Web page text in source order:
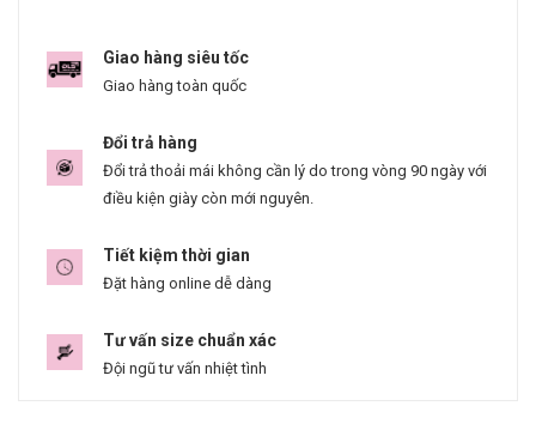
Giao hàng siêu tốc
Giao hàng toàn quốc
Đổi trả hàng
Đổi trả thoải mái không cần lý do trong vòng 90 ngày với
điều kiện giày còn mới nguyên.
Tiết kiệm thời gian
Đặt hàng online dễ dàng
Tư vấn size chuẩn xác
Đội ngũ tư vấn nhiệt tình